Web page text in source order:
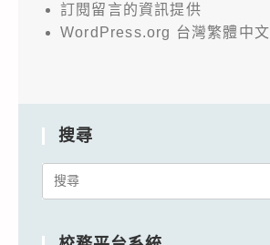
訂閱留言的資訊提供
WordPress.org 台灣繁體中文
搜尋
Search